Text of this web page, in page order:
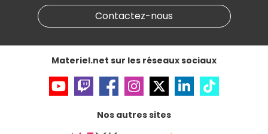
Informations légales
Données personnellesetcookies
Accessibilité : non conforme
Contactez-nous
Materiel.net sur les réseaux sociaux
Nos autres sites